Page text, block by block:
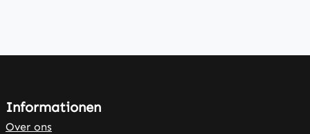
Informationen
Over ons